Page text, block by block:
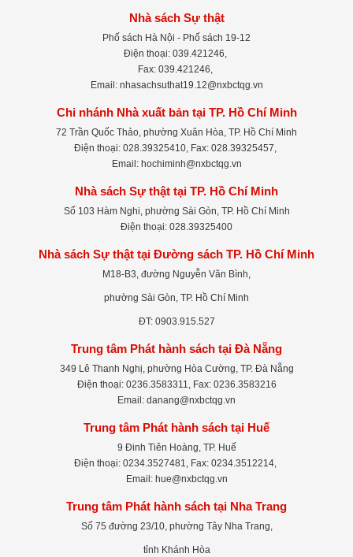
Nhà sách Sự thật
Phố sách Hà Nội - Phố sách 19-12
Điện thoại: 039.421246,
Fax: 039.421246,
Email: nhasachsuthat19.12@nxbctqg.vn
Chi nhánh Nhà xuất bản tại TP. Hồ Chí Minh
72 Trần Quốc Thảo, phường Xuân Hòa, TP. Hồ Chí Minh
Điện thoại: 028.39325410, Fax: 028.39325457,
Email: hochiminh@nxbctqg.vn
Nhà sách Sự thật tại TP. Hồ Chí Minh
Số 103 Hàm Nghi, phường Sài Gòn, TP. Hồ Chí Minh
Điện thoại: 028.39325400
Nhà sách Sự thật tại Đường sách TP. Hồ Chí Minh
M18-B3, đường Nguyễn Văn Bình,
phường Sài Gòn, TP. Hồ Chí Minh
ĐT: 0903.915.527
Trung tâm Phát hành sách tại Đà Nẵng
349 Lê Thanh Nghị, phường Hòa Cường, TP. Đà Nẵng
Điện thoại: 0236.3583311, Fax: 0236.3583216
Email: danang@nxbctqg.vn
Trung tâm Phát hành sách tại Huế
9 Đinh Tiên Hoàng, TP. Huế
Điện thoại: 0234.3527481, Fax: 0234.3512214,
Email: hue@nxbctqg.vn
Trung tâm Phát hành sách tại Nha Trang
Số 75 đường 23/10, phường Tây Nha Trang,
tỉnh Khánh Hòa